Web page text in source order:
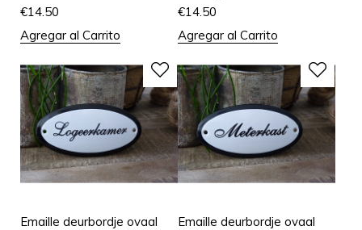
€14.50
Agregar al Carrito
€14.50
Agregar al Carrito
Emaille deurbordje ovaal
Emaille deurbordje ovaal